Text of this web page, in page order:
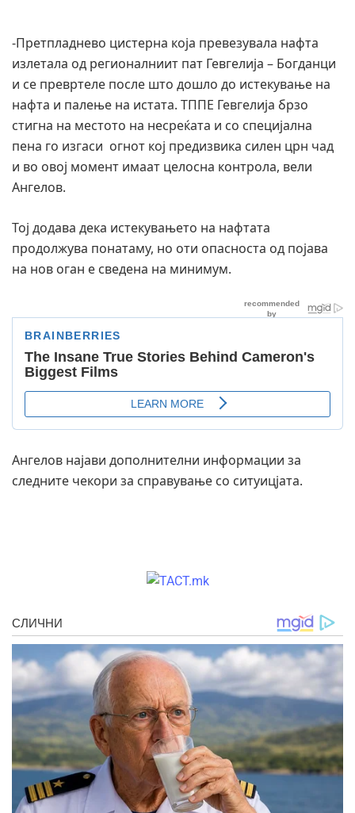
-Претпладнево цистерна која превезувала нафта
излетала од регионалниит пат Гевгелија – Богданци
и се превртеле после што дошло до истекување на
нафта и палење на истата. ТППЕ Гевгелија брзо
стигна на местото на несреќата и со специјална
пена го изгаси огнот кој предизвика силен црн чад
и во овој момент имаат целосна контрола, вели
Ангелов.
Тој додава дека истекувањето на нафтата
продолжува понатаму, но оти опасноста од појава
на нов оган е сведена на минимум.
Ангелов најави дополнителни информации за
следните чекори за справување со ситуицјата.